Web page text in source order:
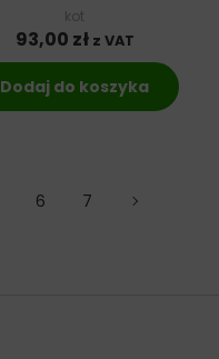
kot
93,00 zł z VAT
Dodaj do koszyka
6 7 →